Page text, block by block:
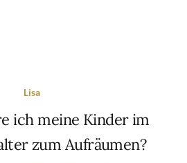
Lisa
ich meine Kinder im
zum Aufräumen?